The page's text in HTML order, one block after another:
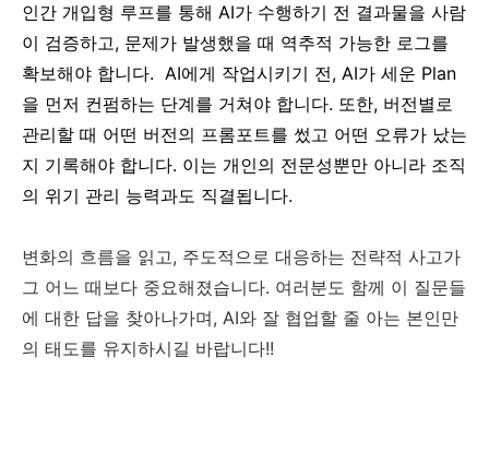
인간 개입형 루프를 통해 AI가 수행하기 전 결과물을 사람
이 검증하고, 문제가 발생했을 때 역추적 가능한 로그를
확보해야 합니다. AI에게 작업시키기 전, AI가 세운 Plan
을 먼저 컨펌하는 단계를 거쳐야 합니다. 또한, 버전별로
관리할 때 어떤 버전의 프롬포트를 썼고 어떤 오류가 났는
지 기록해야 합니다. 이는 개인의 전문성뿐만 아니라 조직
의 위기 관리 능력과도 직결됩니다.
변화의 흐름을 읽고, 주도적으로 대응하는 전략적 사고가
그 어느 때보다 중요해졌습니다. 여러분도 함께 이 질문들
에 대한 답을 찾아나가며, AI와 잘 협업할 줄 아는 본인만
의 태도를 유지하시길 바랍니다!!